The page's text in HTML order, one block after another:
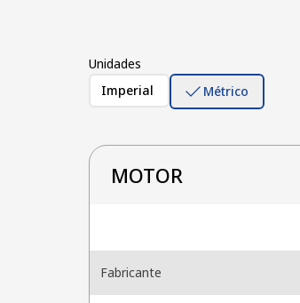
Unidades
Imperial
Métrico
MOTOR
Fabricante